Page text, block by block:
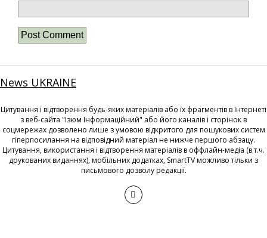
News UKRAINE
Цитування і відтворення будь-яких матеріалів або їх фрагментів в Інтернеті
з веб-сайта "Ізюм Інформаційний" або його каналів і сторінок в
соцмережах дозволено лише з умовою відкритого для пошукових систем
гіперпосилання на відповідний матеріал не нижче першого абзацу.
Цитування, використання і відтворення матеріалів в оффлайн-медіа (в т.ч.
друкованих виданнях), мобільних додатках, SmartTV можливо тільки з
письмового дозволу редакції.